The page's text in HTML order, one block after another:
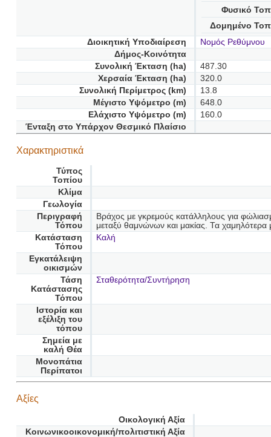
Φυσικό
Δομημένο
Διοικητική Υποδιαίρεση
Νομός Ρεθύμνου
Δήμος-Κοινότητα
Συνολική Έκταση (ha)
487.30
Χερσαία Έκταση (ha)
320.0
Συνολική Περίμετρος (km)
13.8
Μέγιστο Υψόμετρο (m)
648.0
Ελάχιστο Υψόμετρο (m)
160.0
Ένταξη στο Υπάρχον Θεσμικό Πλαίσιο
Χαρακτηριστικά
Τύπος
Τοπίου
Κλίμα
Γεωλογία
Περιγραφή
Τόπου
Βράχος με γκρεμούς κατάλληλους για
μεταξύ θαμνώνων και μακίας. Τα
Κατάσταση
Τόπου
Καλή
Εγκατάλειψη
οικισμών
Τάση
Κατάστασης
Τόπου
Σταθερότητα/Συντήρηση
Ιστορία και
εξέλιξη του
τόπου
Σημεία με
καλή Θέα
Μονοπάτια
Περίπατοι
Αξίες
Οικολογική Αξία
Κοινωνικοοικονομική/πολιτιστική Αξία